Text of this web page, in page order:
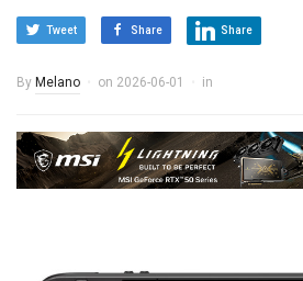
Tweet Share Share
By Melano on 2026-06-01 in